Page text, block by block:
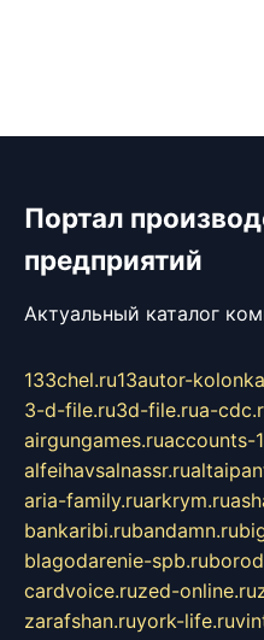
Портал
предприятий
Актуальный каталог
133chel.ru13autor-
3-d-file.ru3d-file.rua-
airgungames.ruaccounts-
alfeihavsalnassr.ru
aria-family.ruarkrym.ru
bankaribi.rubandamn.ru
blagodarenie-spb.ru
cardvoice.ruzed-online.ru
zarafshan.ruyork-life.ru